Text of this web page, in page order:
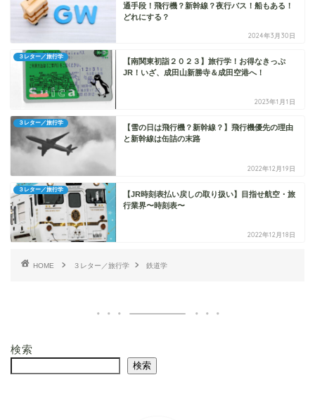
通手段！飛行機？新幹線？夜行バス！船もある！
どれにする？
2024年3月30日
３レター／旅行学
【南関東初詣２０２３】旅行学！お得なきっぷ
JR！いざ、成田山新勝寺＆成田空港へ！
2023年1月1日
３レター／旅行学
【雪の日は飛行機？新幹線？】飛行機優先の理由
と新幹線は缶詰の末路
2022年12月19日
３レター／旅行学
【JR時刻表払い戻しの取り扱い】目指せ航空・旅
行業界〜時刻表〜
2022年12月18日
HOME ３レター／旅行学 鉄道学
検索
検索